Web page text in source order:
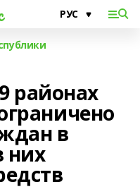
районах
в
них